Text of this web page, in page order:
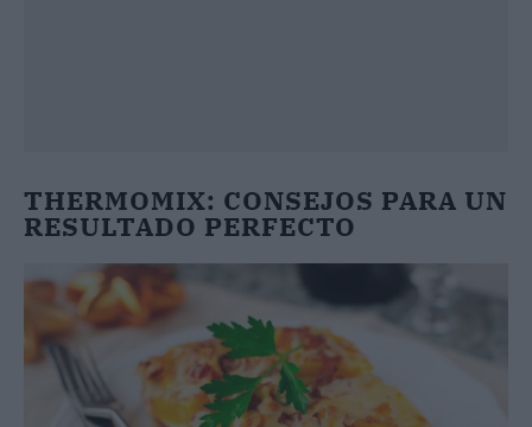
THERMOMIX: CONSEJOS PARA UN
RESULTADO PERFECTO